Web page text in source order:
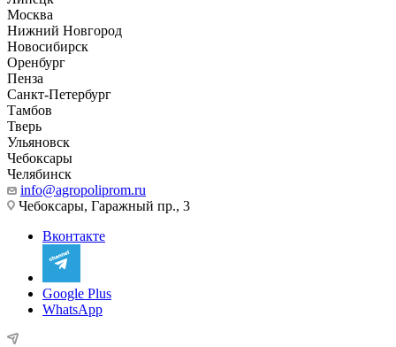
Москва
Нижний Новгород
Новосибирск
Оренбург
Пенза
Санкт-Петербург
Тамбов
Тверь
Ульяновск
Чебоксары
Челябинск
info@agropoliprom.ru
Чебоксары, Гаражный пр., 3
Вконтакте
Google Plus
WhatsApp